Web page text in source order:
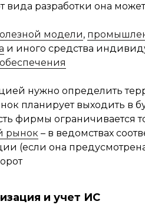
вида разработки она
модели,
и иного средства
нужно определить
планирует выходить в
фирмы ограничивается
рынок – в ведомствах
(если она
и учет ИС